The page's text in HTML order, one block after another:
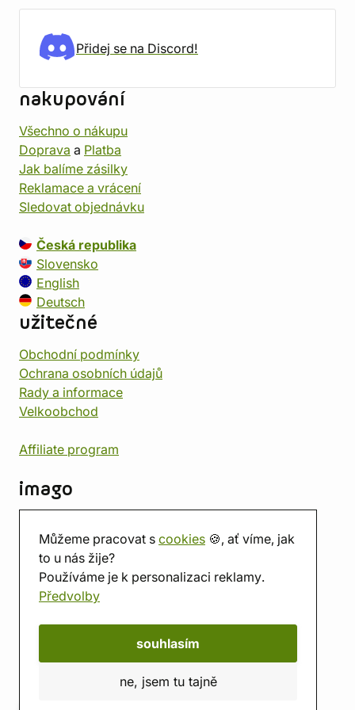
Můžeme pracovat s cookies 🍪, ať víme, jak
to u nás žije?
Používáme je k personalizaci reklamy.
Předvolby
souhlasím
ne, jsem tu tajně
Přidej se na Discord!
nakupování
Všechno o nákupu
Doprava a Platba
Jak balíme zásilky
Reklamace a vrácení
Sledovat objednávku
Česká republika
Slovensko
English
Deutsch
užitečné
Obchodní podmínky
Ochrana osobních údajů
Rady a informace
Velkoobchod
Affiliate program
imago
Prodejna
Herna
O nás
Hodnocení obchodu